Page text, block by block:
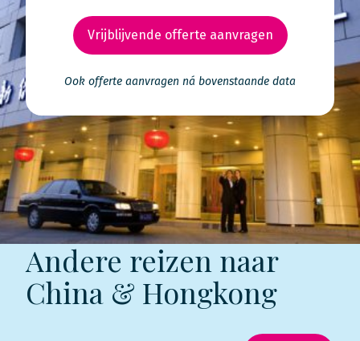
Vrijblijvende offerte aanvragen
Ook offerte aanvragen ná bovenstaande data
Andere reizen naar
China & Hongkong